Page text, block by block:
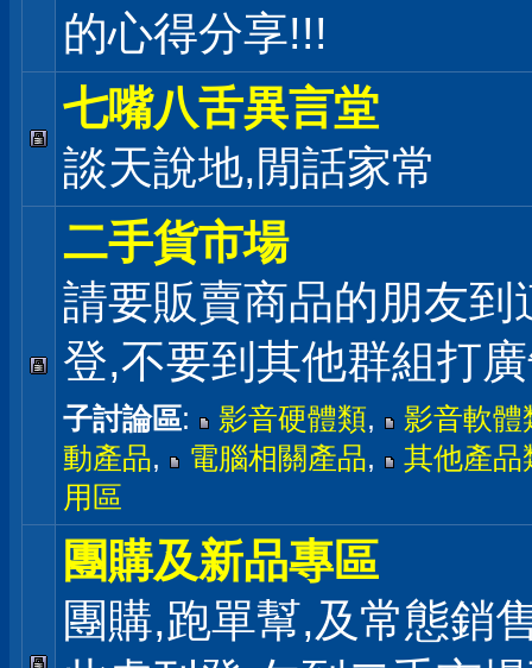
的心得分享!!!
七嘴八舌異言堂
談天說地,閒話家常
二手貨市場
請要販賣商品的朋友到
登,不要到其他群組打
子討論區: 影音硬體類,
影音軟體
動產品, 電腦相關產品,
其他產品
用區
團購及新品專區
團購,跑單幫,及常態銷